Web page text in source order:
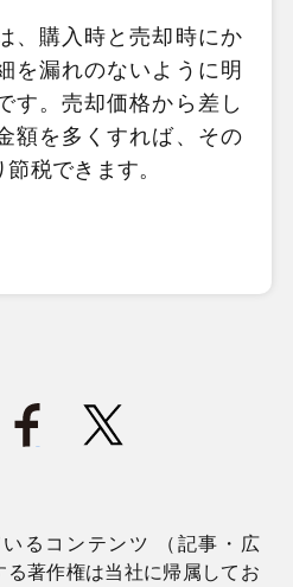
、購入時と売却時にか
を漏れのないように明
す。売却価格から差し
額を多くすれば、その
税できます。
るコンテンツ （記事・広
著作権は当社に帰属してお